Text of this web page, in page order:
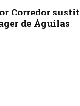
Corredor
de Águilas